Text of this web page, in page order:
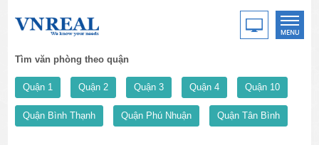
Tìm văn phòng theo quận
Quận 1 Quận 2 Quận 3 Quận 4 Quận 10
Quận Bình Thạnh Quận Phú Nhuận Quận Tân Bình